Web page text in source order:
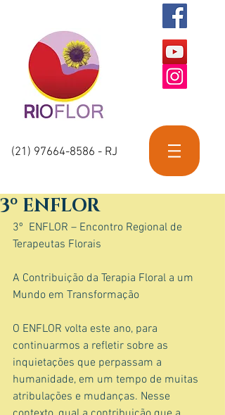
(21) 97664-8586 - RJ
3º ENFLOR
3º  ENFLOR – Encontro Regional de
Terapeutas Florais
A Contribuição da Terapia Floral a um
Mundo em Transformação
O ENFLOR volta este ano, para
continuarmos a refletir sobre as
inquietações que perpassam a
humanidade, em um tempo de muitas
atribulações e mudanças. Nesse